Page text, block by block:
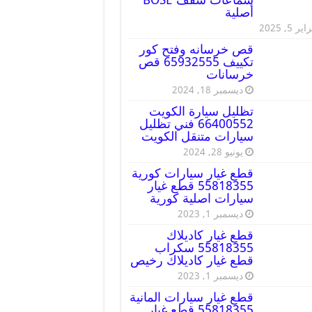
أصلية
5, 2025
قص خرسانه وفتح كور
تكييف 65932555 قص
خرسانات
ديسمبر 18, 2024
تظليل سيارة الكويت
66400552 فني تظليل
سيارات متنقل الكويت
يونيو 28, 2024
قطع غيار سيارات كورية
55818355 قطع غيار
سيارات اصلية كورية
ديسمبر 1, 2023
قطع غيار كاديلاك
55818355 سكراب
قطع غيار كاديلاك رخيص
ديسمبر 1, 2023
قطع غيار سيارات المانية